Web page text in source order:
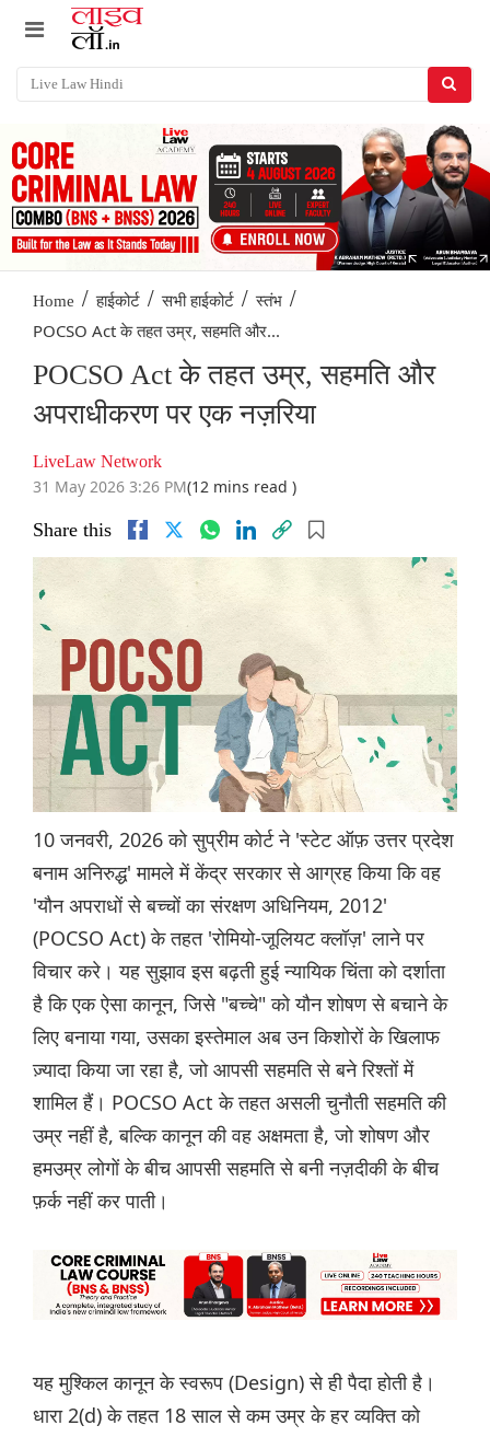
Home / हाईकोर्ट / सभी हाईकोर्ट / स्तंभ /
POCSO Act के तहत उम्र, सहमति और...
POCSO Act के तहत उम्र, सहमति और
अपराधीकरण पर एक नज़रिया
LiveLaw Network
31 May 2026 3:26 PM(12 mins read )
Share this
10 जनवरी, 2026 को सुप्रीम कोर्ट ने 'स्टेट ऑफ़ उत्तर प्रदेश
बनाम अनिरुद्ध' मामले में केंद्र सरकार से आग्रह किया कि वह
'यौन अपराधों से बच्चों का संरक्षण अधिनियम, 2012'
(POCSO Act) के तहत 'रोमियो-जूलियट क्लॉज़' लाने पर
विचार करे। यह सुझाव इस बढ़ती हुई न्यायिक चिंता को दर्शाता
है कि एक ऐसा कानून, जिसे "बच्चे" को यौन शोषण से बचाने के
लिए बनाया गया, उसका इस्तेमाल अब उन किशोरों के खिलाफ
ज़्यादा किया जा रहा है, जो आपसी सहमति से बने रिश्तों में
शामिल हैं। POCSO Act के तहत असली चुनौती सहमति की
उम्र नहीं है, बल्कि कानून की वह अक्षमता है, जो शोषण और
हमउम्र लोगों के बीच आपसी सहमति से बनी नज़दीकी के बीच
फ़र्क नहीं कर पाती।
यह मुश्किल कानून के स्वरूप (Design) से ही पैदा होती है।
धारा 2(d) के तहत 18 साल से कम उम्र के हर व्यक्ति को